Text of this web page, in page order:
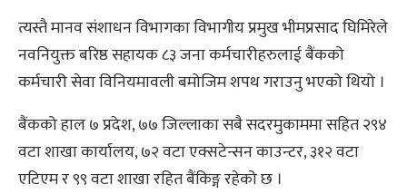
त्यस्तै मानव संशाधन विभागका विभागीय प्रमुख भीमप्रसाद घिमिरेले
नवनियुक्त बरिष्ठ सहायक ८३ जना कर्मचारीहरुलाई बैंकको
कर्मचारी सेवा विनियमावली बमोजिम शपथ गराउनु भएको थियो ।
बैंकको हाल ७ प्रदेश, ७७ जिल्लाका सबै सदरमुकाममा सहित २९४
वटा शाखा कार्यालय, ७२ वटा एक्सटेन्सन काउन्टर, ३१२ वटा
एटिएम र ९९ वटा शाखा रहित बैंकिङ्ग रहेको छ ।